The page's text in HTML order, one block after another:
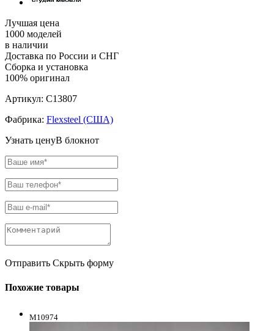
Лучшая цена
1000 моделей
в наличии
Доставка по России и СНГ
Сборка и установка
100% оригинал
Артикул: C13807
Фабрика: Flexsteel (США)
Узнать ценуВ блокнот
Отправить Скрыть форму
Похожие товары
M10974